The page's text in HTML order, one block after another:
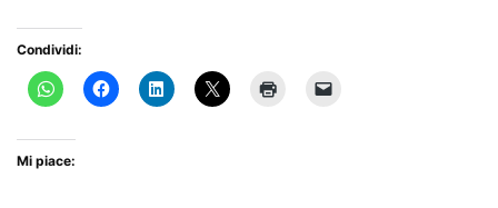
Condividi:
Mi piace: